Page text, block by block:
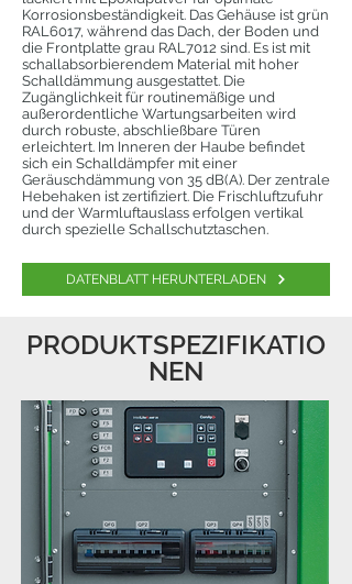
Korrosionsbeständigkeit. Das Gehäuse ist grün
RAL6017, während das Dach, der Boden und
die Frontplatte grau RAL7012 sind. Es ist mit
schallabsorbierendem Material mit hoher
Schalldämmung ausgestattet. Die
Zugänglichkeit für routinemäßige und
außerordentliche Wartungsarbeiten wird
durch robuste, abschließbare Türen
erleichtert. Im Inneren der Haube befindet
sich ein Schalldämpfer mit einer
Geräuschdämmung von 35 dB(A). Der zentrale
Hebehaken ist zertifiziert. Die Frischluftzufuhr
und der Warmluftauslass erfolgen vertikal
durch spezielle Schallschutztaschen.
DATENBLATT HERUNTERLADEN
PRODUKTSPEZIFIKATIO
NEN